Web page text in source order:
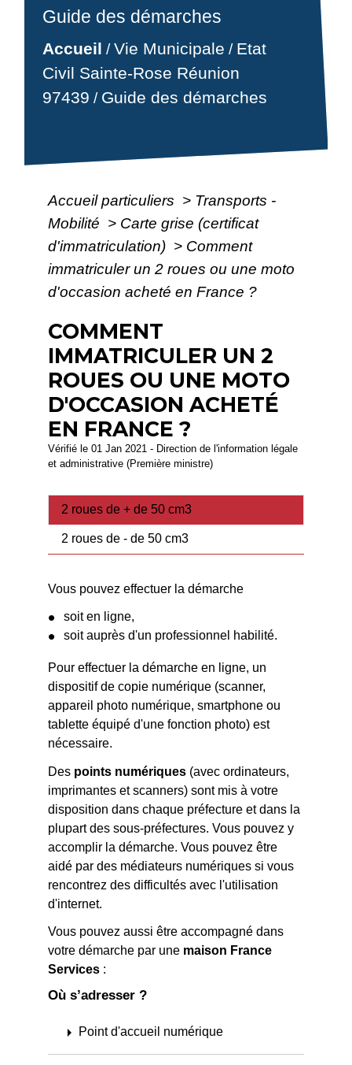
Guide des démarches
Accueil /Vie Municipale / Etat
Civil Sainte-Rose Réunion
97439 / Guide des démarches
Accueil particuliers > Transports -
Mobilité > Carte grise (certificat
d'immatriculation) > Comment
immatriculer un 2 roues ou une moto
d'occasion acheté en France ?
COMMENT
IMMATRICULER UN 2
ROUES OU UNE MOTO
D'OCCASION ACHETÉ
EN FRANCE ?
Vérifié le 01 Jan 2021 - Direction de l'information légale
et administrative (Première ministre)
2 roues de + de 50 cm3
2 roues de - de 50 cm3
Vous pouvez effectuer la démarche
soit en ligne,
soit auprès d'un professionnel habilité.
Pour effectuer la démarche en ligne, un
dispositif de copie numérique (scanner,
appareil photo numérique, smartphone ou
tablette équipé d'une fonction photo) est
nécessaire.
Des points numériques (avec ordinateurs,
imprimantes et scanners) sont mis à votre
disposition dans chaque préfecture et dans la
plupart des sous-préfectures. Vous pouvez y
accomplir la démarche. Vous pouvez être
aidé par des médiateurs numériques si vous
rencontrez des difficultés avec l'utilisation
d'internet.
Vous pouvez aussi être accompagné dans
votre démarche par une maison France
Services :
Où s’adresser ?
arrow_right Point d'accueil numérique